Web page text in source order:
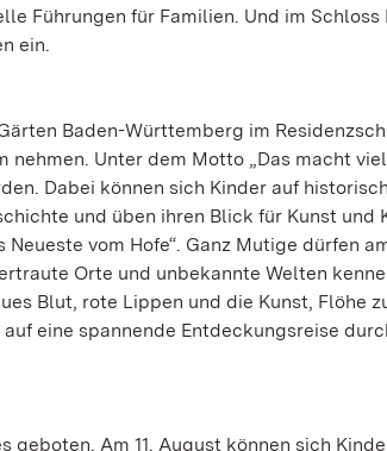
Führungen für Familien. Und im Schloss
ein.
Baden-Württemberg im
Unter dem Motto „Das macht
Dabei können sich Kinder auf
und üben ihren Blick für Kunst und
vom Hofe“. Ganz Mutige dürfen
Orte und unbekannte Welten
Blut, rote Lippen und die Kunst, Flöhe
eine spannende Entdeckungsreise
Am 11. August können sich